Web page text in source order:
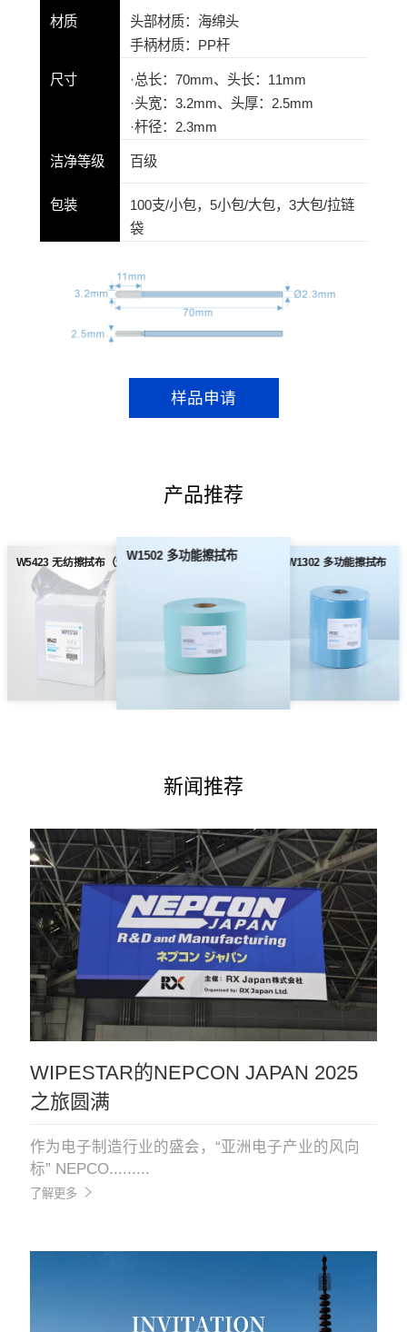
材质
头部材质：海绵头
手柄材质：PP杆
尺寸
·总长：70mm、头长：11mm
·头宽：3.2mm、头厚：2.5mm
·杆径：2.3mm
洁净等级 百级
包装
100支/小包，5小包/大包，3大包/拉链
袋
样品申请
产品推荐
W5423 无纺擦拭布（无尘纸）W1502 多功能擦拭布 W1302 多功能擦拭布
新闻推荐
WIPESTAR的NEPCON JAPAN 2025
之旅圆满
作为电子制造行业的盛会，“亚洲电子产业的风向
标” NEPCO.........
了解更多